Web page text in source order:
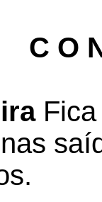
C O
Fica